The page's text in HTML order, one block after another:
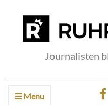
Journalisten
Menu